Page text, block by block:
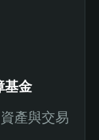
金
產與交易